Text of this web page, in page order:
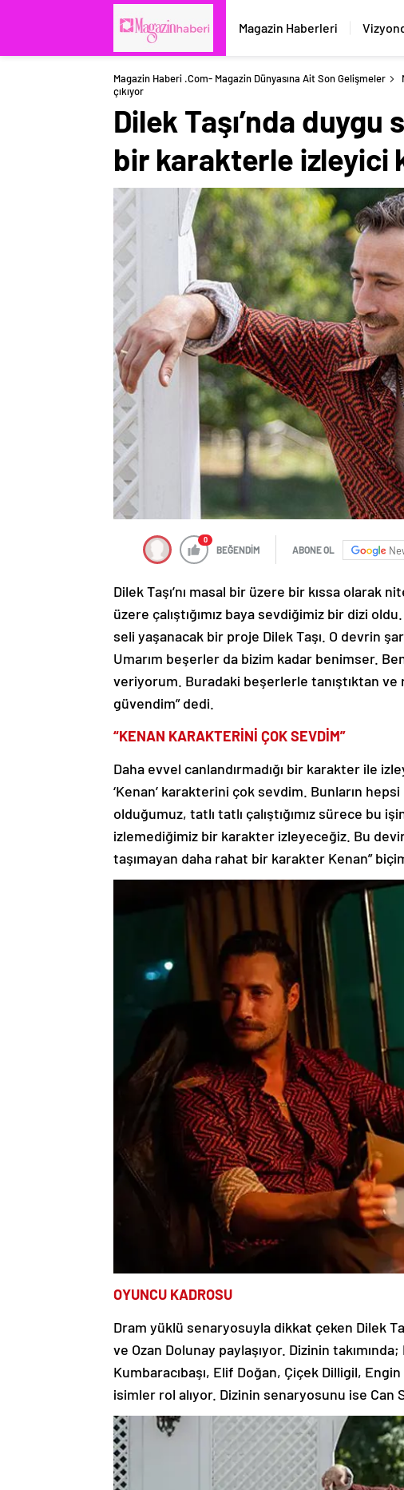
Magazin Haberleri
Magazin Haberi .com- Magazin Dünyasına Ait Son Gelişmeler
çıkıyor
Dilek Taşı’nda
bir karakterle izleyici
0
BEĞENDİM ABONE OL
Dilek Taşı’nı masal bir üzere bir kıssa olarak
üzere çalıştığımız baya sevdiğimiz bir dizi
seli yaşanacak bir proje Dilek Taşı. O devrin
Umarım beşerler da bizim kadar benimser.
veriyorum. Buradaki beşerlerle tanıştıktan
güvendim” dedi.
“KENAN KARAKTERİNİ ÇOK SEVDİM”
Daha evvel canlandırmadığı bir karakter ile
‘Kenan’ karakterini çok sevdim. Bunların
olduğumuz, tatlı tatlı çalıştığımız sürece bu
izlemediğimiz bir karakter izleyeceğiz. Bu
taşımayan daha rahat bir karakter Kenan”
OYUNCU KADROSU
Dram yüklü senaryosuyla dikkat çeken Dilek
ve Ozan Dolunay paylaşıyor. Dizinin
Kumbaracıbaşı, Elif Doğan, Çiçek Dilligil,
isimler rol alıyor. Dizinin senaryosunu ise Can